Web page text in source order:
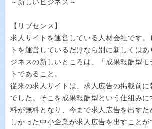
～新しいビジネス～
【リブセンス】
求人サイトを運営している人材会社です。
トを運営しているだけなら別に新しくは
ジネスの新しいところは、「成果報酬型モ
トであること。
従来の求人サイトは、求人広告の掲載前に
でした。そこを成果報酬型という仕組みに
料が無料となり、今まで求人広告を出すた
しかった中小企業が求人広告を出すことが